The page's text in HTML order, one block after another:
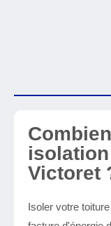
Victoret
Isoler votre